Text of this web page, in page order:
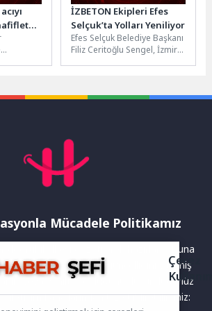
İZBETON Ekipleri Efes
Selçuk’ta Yolları Yeniliyor
Efes Selçuk Belediye Başkanı
Filiz Ceritoğlu Sengel, İzmir
Mücadele Politikamız
doğruluk ilkesi gözetilerek hazırlanır. Buna
eksik, hatalı veya güncelliğini yitirmiş
veya yanıltıcı olduğunu düşündüğünüz
iletişim kanallarından bize bildirebilirsiniz:
Çerez